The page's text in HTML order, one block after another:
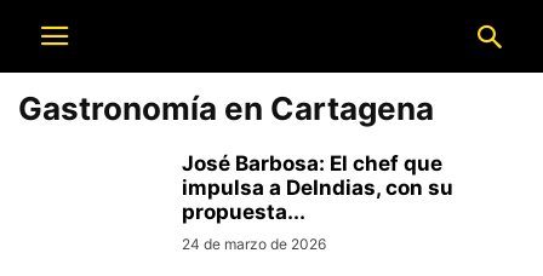
Gastronomía en Cartagena
José Barbosa: El chef que
impulsa a DeIndias, con su
propuesta...
24 de marzo de 2026